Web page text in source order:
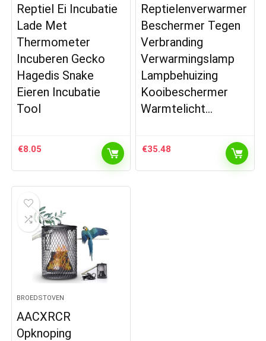
Reptiel Ei Incubatie
Lade Met
Thermometer
Incuberen Gecko
Hagedis Snake
Eieren Incubatie
Tool
€8.05
Reptielenverwarmer
Beschermer Tegen
Verbranding
Verwarmingslamp
Lampbehuizing
Kooibeschermer
Warmtelicht…
€35.48
BROEDSTOVEN
AACXRCR
Opknoping